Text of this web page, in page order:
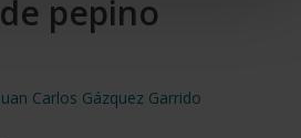
pepino
Juan Carlos Gázquez Garrido